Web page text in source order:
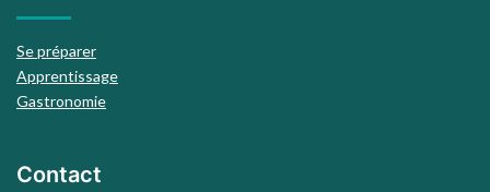
Se préparer
Apprentissage
Gastronomie
Contact